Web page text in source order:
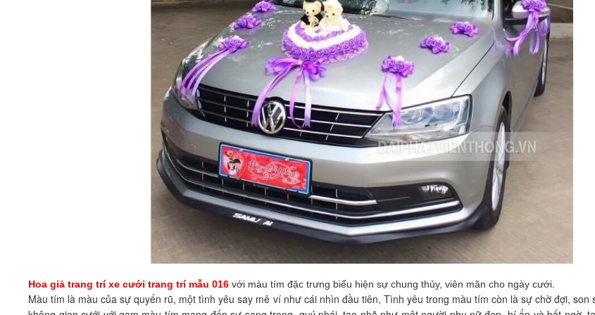
Hoa giả trang trí xe cưới trang trí mẫu 016 với màu tím đặc trưng biểu hiện sự chung thủy, viên mãn cho ngày cưới.
Màu tím là màu của sự quyến rũ, một tình yêu say mê ví như cái nhìn đầu tiên, Tình yêu trong màu tím còn là sự chờ đợi, son